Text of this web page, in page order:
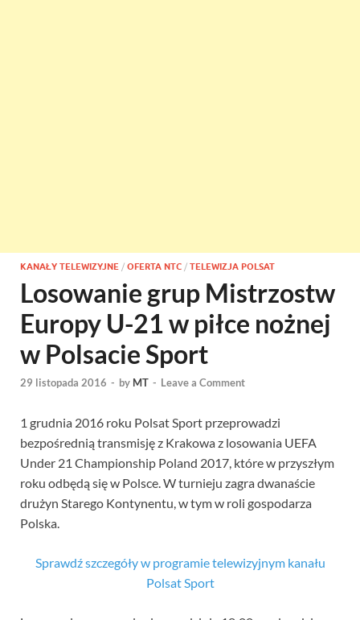
KANAŁY TELEWIZYJNE / OFERTA NTC / TELEWIZJA POLSAT
Losowanie grup Mistrzostw
Europy U-21 w piłce nożnej
w Polsacie Sport
29 listopada 2016 - by MT - Leave a Comment
1 grudnia 2016 roku Polsat Sport przeprowadzi
bezpośrednią transmisję z Krakowa z losowania UEFA
Under 21 Championship Poland 2017, które w przyszłym
roku odbędą się w Polsce. W turnieju zagra dwanaście
drużyn Starego Kontynentu, w tym w roli gospodarza
Polska.
Sprawdź szczegóły w programie telewizyjnym kanału
Polsat Sport